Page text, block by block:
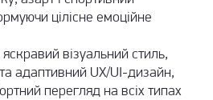
цілісне емоційне
візуальний стиль,
адаптивний UX/UI-дизайн,
перегляд на всіх типах